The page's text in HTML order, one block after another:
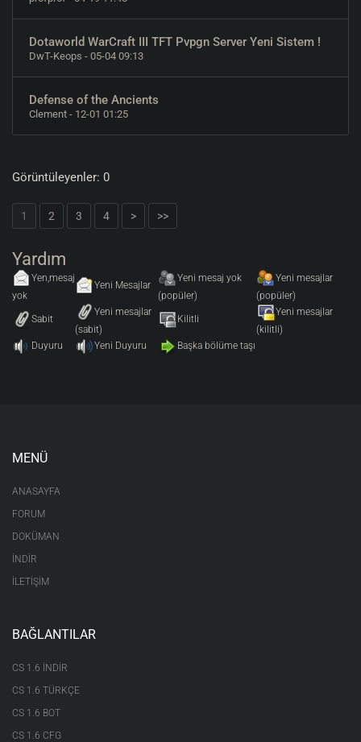
Dotaworld WarCraft III TFT Pvpgn Server Yeni Sistem !
DwT-Keops - 05-04 09:13
Defense of the Ancients
Clement - 12-01 01:25
Görüntüleyenler: 0
1 2 3 4 > >>
Yardım
Yen,mesaj
yok
Yeni Mesajlar
Yeni mesaj yok
(popüler)
Yeni mesajlar
(popüler)
Sabit
Yeni mesajlar
(sabit)
Kilitli
Yeni mesajlar
(kilitli)
Duyuru
Yeni Duyuru Başka bölüme taşı
MENÜ
ANASAYFA
FORUM
DOKÜMAN
İNDİR
İLETİŞİM
BAĞLANTILAR
CS 1.6 INDIR
CS 1.6 TÜRKÇE
CS 1.6 BOT
CS 1.6 CFG